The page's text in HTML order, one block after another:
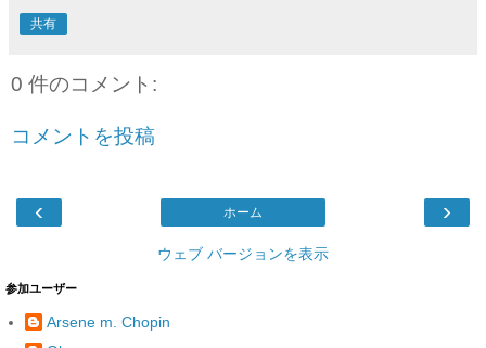
共有
0 件のコメント:
コメントを投稿
‹ ›
ホーム
ウェブ バージョンを表示
参加ユーザー
Arsene m. Chopin